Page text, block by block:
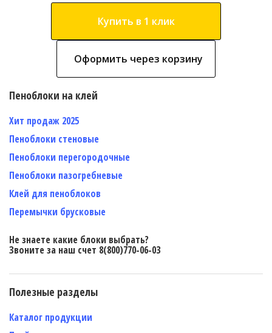
Купить в 1 клик
Оформить через корзину
Пеноблоки на клей
Хит продаж 2025
Пеноблоки стеновые
Пеноблоки перегородочные
Пеноблоки пазогребневые
Клей для пеноблоков
Перемычки брусковые
Не знаете какие блоки выбрать?
Звоните за наш счет 8(800)770-06-03
Полезные разделы
Каталог продукции